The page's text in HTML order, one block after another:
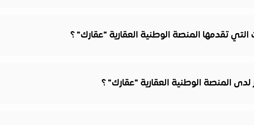
تقدمها المنصة الوطنية العقارية "عقارك" ؟
المنصة الوطنية العقارية "عقارك" ؟